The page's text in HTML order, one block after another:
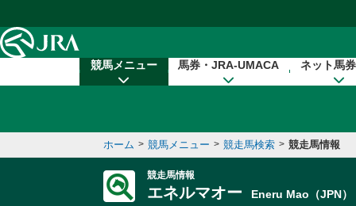
競馬メニュー 馬券・JRA-UMACA ネット馬
ホーム > 競馬メニュー > 競走馬検索 > 競走馬情報
競走馬情報
エネルマオー Eneru Mao（JPN）